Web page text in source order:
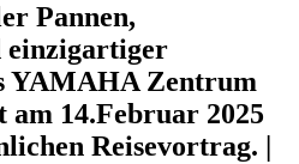
Pannen,
einzigartiger
YAMAHA Zentrum
14.Februar 2025
Reisevortrag. |